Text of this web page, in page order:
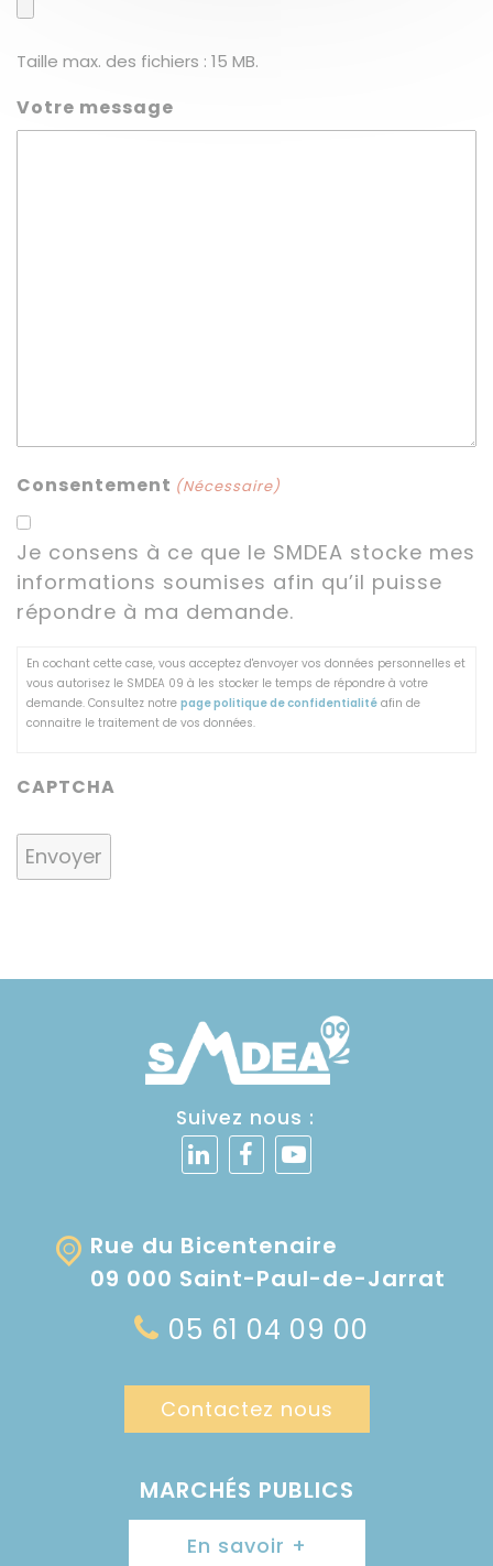
Taille max. des fichiers : 15 MB.
Votre message
Consentement (Nécessaire)
Je consens à ce que le SMDEA stocke mes
informations soumises afin qu’il puisse
répondre à ma demande.
En cochant cette case, vous acceptez d'envoyer vos données personnelles et
vous autorisez le SMDEA 09 à les stocker le temps de répondre à votre
demande. Consultez notre page politique de confidentialité afin de
connaitre le traitement de vos données.
CAPTCHA
Suivez nous :
Rue du Bicentenaire
09 000 Saint-Paul-de-Jarrat
05 61 04 09 00
Contactez nous
MARCHÉS PUBLICS
En savoir +